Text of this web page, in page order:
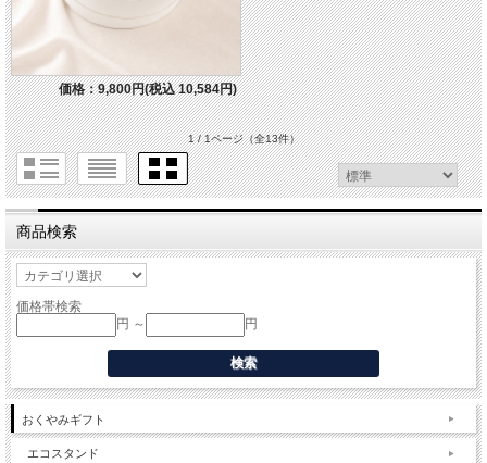
価格：9,800円(税込 10,584円)
1 / 1ページ（全13件）
商品検索
価格帯検索
円 ～
円
おくやみギフト
エコスタンド